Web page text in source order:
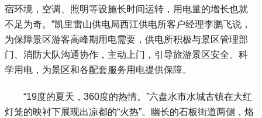
宿环境，空调、照明等设施长时间运转，用电量的增长也就
不足为奇。”凯里雷山供电局西江供电所客户经理李鹏飞说，
为保障景区游客高峰期用电需要，供电所积极与景区管理部
门、消防大队沟通协作，主动上门，引导旅游景区安全、科
学用电，为景区和各配套服务用电提供保障。
“19度的夏天，360度的热情。”六盘水市水城古镇在大红
灯笼的映衬下展现出凉都的“火热”。幽长的石板街道两侧，烙